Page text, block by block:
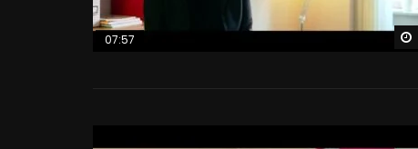
07:57